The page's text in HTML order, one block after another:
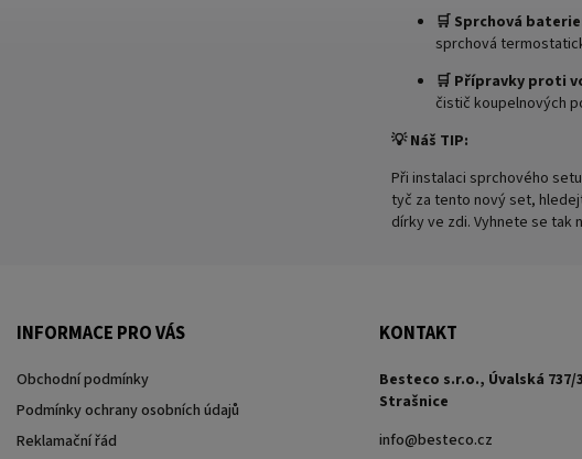
🛒 Sprchová
sprchová
🛒 Přípravky proti
čistič koupelnových
💡 Náš TIP:
Při instalaci sprchového
tyč za tento nový set,
dírky ve zdi. Vyhnete se tak
INFORMACE PRO VÁS
Obchodní podmínky
Podmínky ochrany osobních údajů
Reklamační řád
KONTAKT
Besteco s.r.o., Úvalská 737/
Strašnice
info@besteco.cz